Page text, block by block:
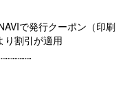
で発行クーポン（印刷
り割引が適用